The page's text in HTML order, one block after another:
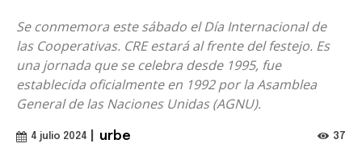
Se conmemora este sábado el Día Internacional de
las Cooperativas. CRE estará al frente del festejo. Es
una jornada que se celebra desde 1995, fue
establecida oficialmente en 1992 por la Asamblea
General de las Naciones Unidas (AGNU).
4 julio 2024 urbe 37